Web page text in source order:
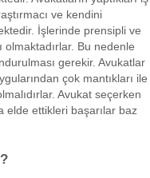
ve kendini
İşlerinde prensipli ve
olmaktadırlar. Bu nedenle
gerekir. Avukatlar
çok mantıkları ile
Avukat seçerken
elde ettikleri başarılar baz